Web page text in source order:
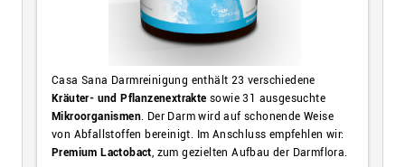
Casa Sana Darmreinigung enthält 23 verschiedene
Kräuter- und Pflanzenextrakte sowie 31 ausgesuchte
Mikroorganismen. Der Darm wird auf schonende Weise
von Abfallstoffen bereinigt. Im Anschluss empfehlen wir:
Premium Lactobact, zum gezielten Aufbau der Darmflora.